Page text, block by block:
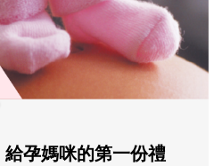
孕媽咪的第一份禮